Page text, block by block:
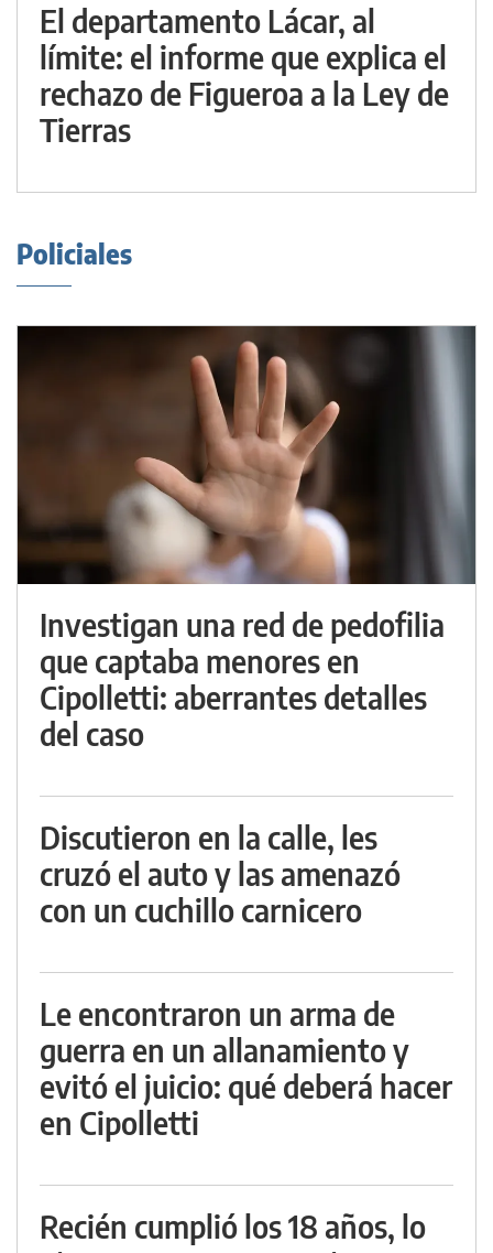
El departamento Lácar, al
límite: el informe que explica el
rechazo de Figueroa a la Ley de
Tierras
Policiales
Investigan una red de pedofilia
que captaba menores en
Cipolletti: aberrantes detalles
del caso
Discutieron en la calle, les
cruzó el auto y las amenazó
con un cuchillo carnicero
Le encontraron un arma de
guerra en un allanamiento y
evitó el juicio: qué deberá hacer
en Cipolletti
Recién cumplió los 18 años, lo